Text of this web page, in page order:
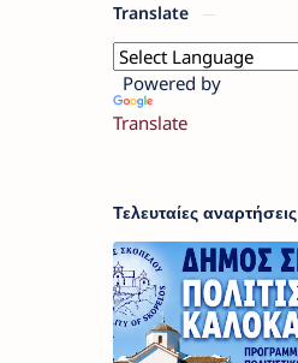
Translate
Powered by
Translate
Τελευταίες αναρτήσεις